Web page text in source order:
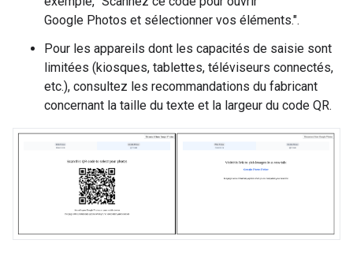
Google Photos et sélectionner vos éléments.".
Pour les appareils dont les capacités de saisie sont
limitées (kiosques, tablettes, téléviseurs connectés,
etc.), consultez les recommandations du fabricant
concernant la taille du texte et la largeur du code QR.